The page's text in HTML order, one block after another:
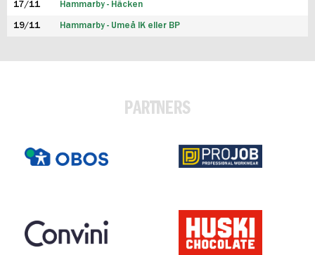
17/11 Hammarby - Häcken
19/11 Hammarby - Umeå IK eller BP
PARTNERS